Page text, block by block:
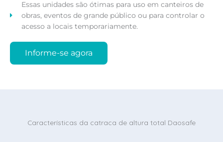
Essas unidades são ótimas para uso em canteiros de
obras, eventos de grande público ou para controlar o
acesso a locais temporariamente.
Informe-se agora
Características da catraca de altura total Daosafe